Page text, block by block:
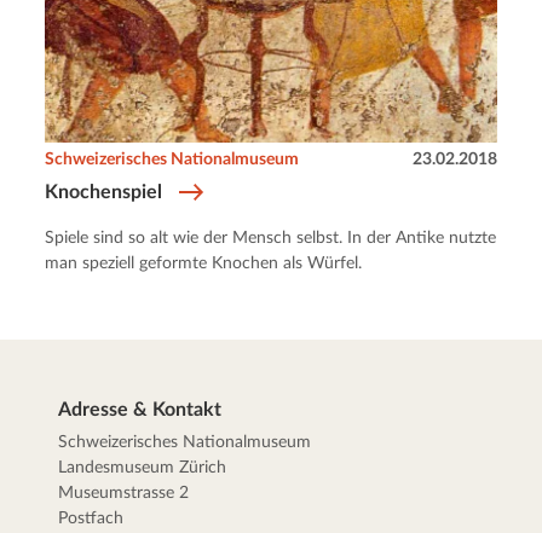
Knochenspiel
Schweizerisches Nationalmuseum 23.02.2018
Spiele sind so alt wie der Mensch selbst. In der Antike nutzte
man speziell geformte Knochen als Würfel.
Adresse & Kontakt
Schweizerisches Nationalmuseum
Landesmuseum Zürich
Museumstrasse 2
Postfach